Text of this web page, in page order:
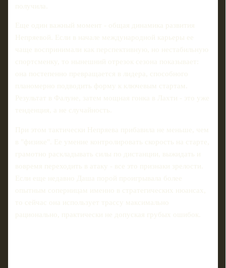
получила.
Еще один важный момент - общая динамика развития
Непряевой. Если в начале международной карьеры ее
чаще воспринимали как перспективную, но нестабильную
спортсменку, то нынешний отрезок сезона показывает:
она постепенно превращается в лидера, способного
планомерно подводить форму к ключевым стартам.
Результат в Фалуне, затем мощная гонка в Лахти - это уже
тенденция, а не случайность.
При этом тактически Непряева прибавила не меньше, чем
в "физике". Ее умение контролировать скорость на старте,
грамотно раскладывать силы по дистанции, выжидать и
вовремя переходить в атаку - все это признаки зрелости.
Если еще недавно Даша порой проигрывала более
опытным соперницам именно в стратегических нюансах,
то сейчас она использует трассу максимально
рационально, практически не допуская грубых ошибок.